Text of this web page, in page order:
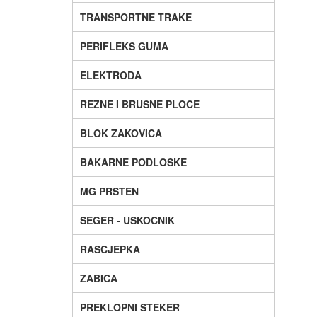
TRANSPORTNE TRAKE
PERIFLEKS GUMA
ELEKTRODA
REZNE I BRUSNE PLOCE
BLOK ZAKOVICA
BAKARNE PODLOSKE
MG PRSTEN
SEGER - USKOCNIK
RASCJEPKA
ZABICA
PREKLOPNI STEKER